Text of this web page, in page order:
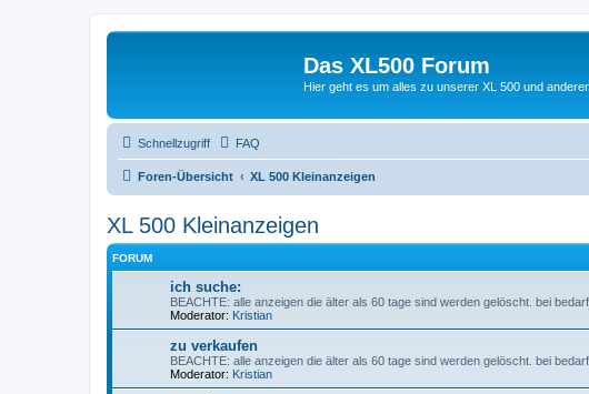
Das XL500 Forum
Hier geht es um alles zu unserer XL 500 und
Schnellzugriff FAQ
Foren-Übersicht XL 500 Kleinanzeigen
XL 500 Kleinanzeigen
FORUM
ich suche:
BEACHTE: alle anzeigen die älter als 60 tage sind werden gelöscht. bei
Moderator: Kristian
zu verkaufen
BEACHTE: alle anzeigen die älter als 60 tage sind werden gelöscht. bei
Moderator: Kristian